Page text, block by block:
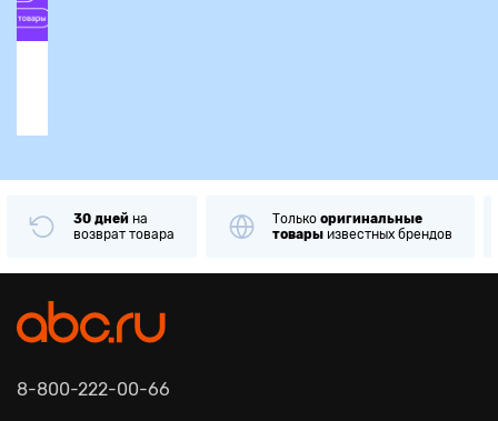
30 дней на
возврат товара
Только оригинальные
товары известных брендов
8-800-222-00-66